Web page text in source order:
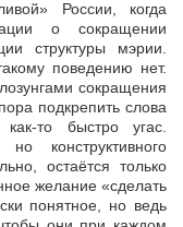
России, когда
о сокращении
структуры мэрии.
поведению нет.
сокращения
подкрепить слова
то быстро угас.
конструктивного
остаётся только
желание «сделать
понятное, но ведь